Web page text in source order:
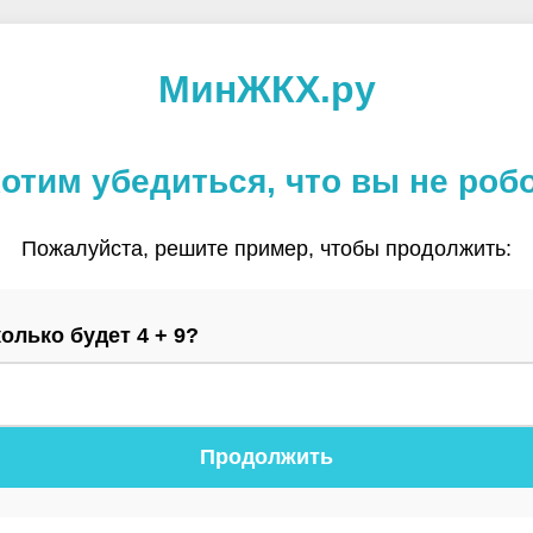
МинЖКХ.ру
убедиться, что вы не
Пожалуйста, решите пример, чтобы продолжить:
будет 4 + 9?
Продолжить